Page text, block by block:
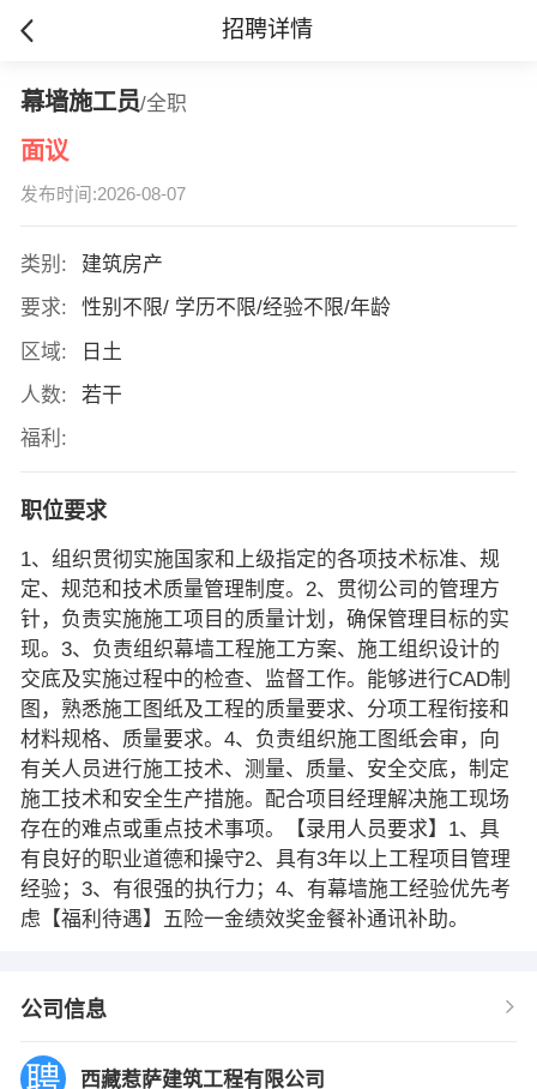
招聘详情
幕墙施工员/全职
面议
发布时间:2026-08-07
类别:
建筑房产
要求:
性别不限/ 学历不限/经验不限/年龄
区域:
日土
人数:
若干
福利:
职位要求
1、组织贯彻实施国家和上级指定的各项技术标准、规
定、规范和技术质量管理制度。2、贯彻公司的管理方
针，负责实施施工项目的质量计划，确保管理目标的实
现。3、负责组织幕墙工程施工方案、施工组织设计的
交底及实施过程中的检查、监督工作。能够进行CAD制
图，熟悉施工图纸及工程的质量要求、分项工程衔接和
材料规格、质量要求。4、负责组织施工图纸会审，向
有关人员进行施工技术、测量、质量、安全交底，制定
施工技术和安全生产措施。配合项目经理解决施工现场
存在的难点或重点技术事项。【录用人员要求】1、具
有良好的职业道德和操守2、具有3年以上工程项目管理
经验；3、有很强的执行力；4、有幕墙施工经验优先考
虑【福利待遇】五险一金绩效奖金餐补通讯补助。
公司信息
西藏惹萨建筑工程有限公司